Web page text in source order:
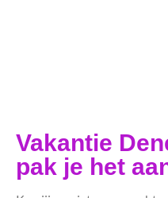
Vakantie
pak je het